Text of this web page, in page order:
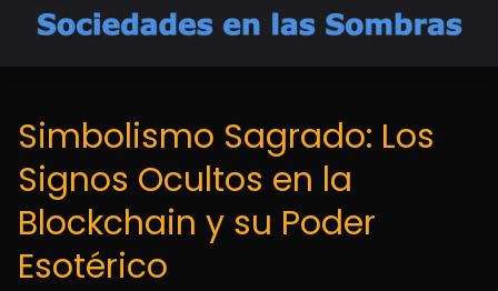
Simbolismo Sagrado: Los
Signos Ocultos en la
Blockchain y su Poder
Esotérico